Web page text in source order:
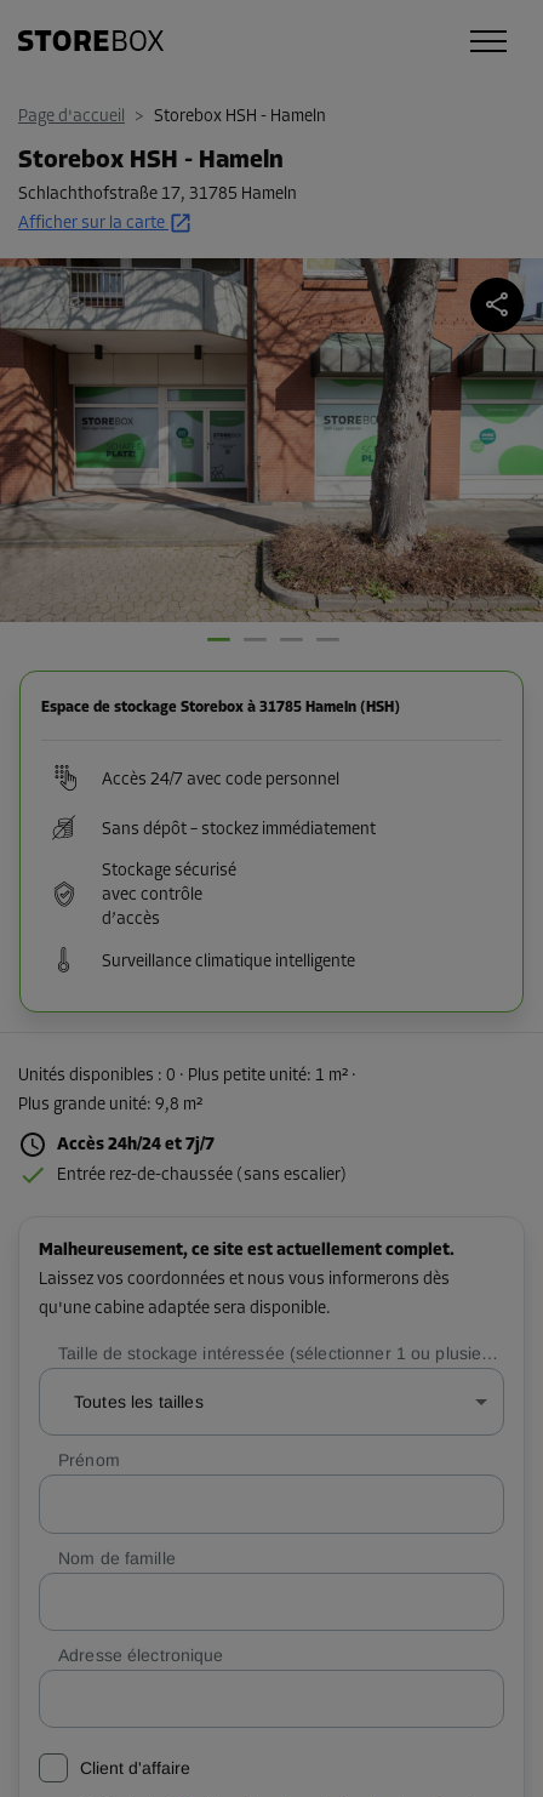
Page d'accueil > Storebox HSH - Hameln
Storebox HSH - Hameln
Schlachthofstraße 17, 31785 Hameln
Afficher sur la carte
Espace de stockage Storebox à 31785 Hameln (HSH)
Accès 24/7 avec code personnel
Sans dépôt – stockez immédiatement
Stockage sécurisé
avec contrôle
d’accès
Surveillance climatique intelligente
Unités disponibles : 0 · Plus petite unité: 1 m² ·
Plus grande unité: 9,8 m²
Accès 24h/24 et 7j/7
Entrée rez-de-chaussée (sans escalier)
Malheureusement, ce site est actuellement complet.
Laissez vos coordonnées et nous vous informerons dès
qu'une cabine adaptée sera disponible.
Taille de stockage intéressée (sélectionner 1 ou plusieurs)
Toutes les tailles
Prénom
Nom de famille
Adresse électronique
Client d'affaire